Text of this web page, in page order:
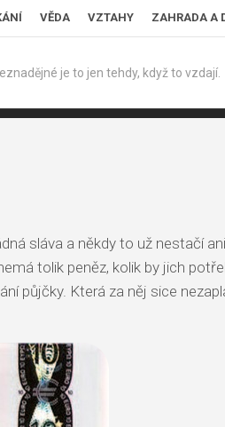
VĚDA VZTAHY ZAHRADA A
je to jen tehdy, když to vzdají.
sláva a někdy to už nestačí
tolik peněz, kolik by jich
půjčky. Která za něj sice